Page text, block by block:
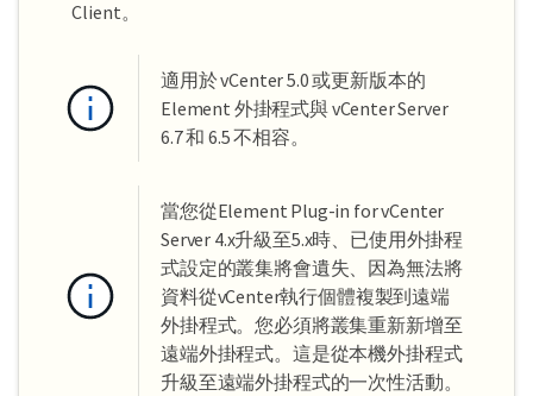
Client。
適用於 vCenter 5.0 或更新版本的
Element 外掛程式與 vCenter Server
6.7 和 6.5 不相容。
當您從Element Plug-in for vCenter
Server 4.x升級至5.x時、已使用外掛程
式設定的叢集將會遺失、因為無法將
資料從vCenter執行個體複製到遠端
外掛程式。您必須將叢集重新新增至
遠端外掛程式。這是從本機外掛程式
升級至遠端外掛程式的一次性活動。